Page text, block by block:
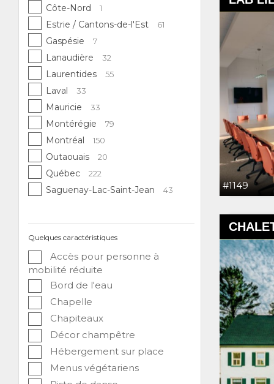
Côte-Nord 1
Estrie / Cantons-de-l'Est 61
Gaspésie 7
Lanaudière 32
Laurentides 55
Laval 33
Mauricie 33
Montérégie 79
Montréal 150
Outaouais 20
Québec 222
Saguenay-Lac-Saint-Jean 43
Quelques caractéristiques
Accès pour personne à
mobilité réduite
Bord de l'eau
Chapelle
Chapiteaux
Décor champêtre
Hébergement sur place
Menus végétariens
#1149